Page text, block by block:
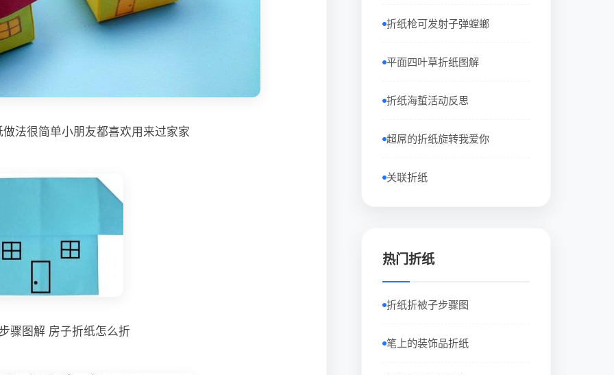
法很简单小朋友都喜欢用来过家家
骤图解 房子折纸怎么折
折纸枪可发射子弹螳螂
平面四叶草折纸图解
折纸海蜇活动反思
超屌的折纸旋转我爱你
关联折纸
热门折纸
折纸折被子步骤图
笔上的装饰品折纸